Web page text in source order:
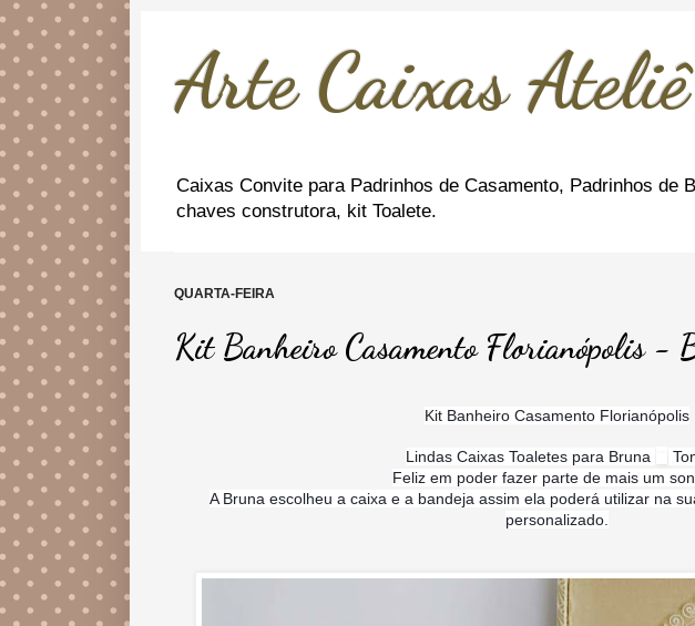
Arte Caixas Ateliê
Caixas Convite para Padrinhos de Casamento, Padrinhos
chaves construtora, kit Toalete.
QUARTA-FEIRA
Kit Banheiro Casamento Florianópolis -
Kit Banheiro Casamento Florianópolis
Lindas Caixas Toaletes para Bruna
Feliz em poder fazer parte de mais um
A Bruna escolheu a caixa e a bandeja assim ela poderá utilizar na
personalizado.